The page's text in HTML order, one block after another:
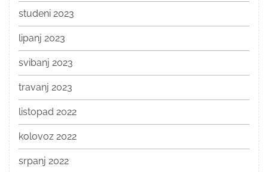
studeni 2023
lipanj 2023
svibanj 2023
travanj 2023
listopad 2022
kolovoz 2022
srpanj 2022